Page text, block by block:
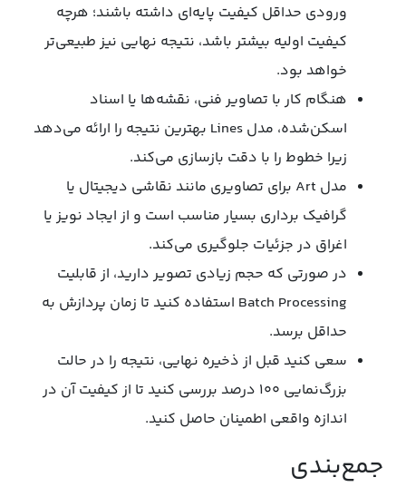
ورودی حداقل کیفیت پایه‌ای داشته باشند؛ هرچه
کیفیت اولیه بیشتر باشد، نتیجه نهایی نیز طبیعی‌تر
خواهد بود.
هنگام کار با تصاویر فنی، نقشه‌ها یا اسناد
اسکن‌شده، مدل Lines بهترین نتیجه را ارائه می‌دهد
زیرا خطوط را با دقت بازسازی می‌کند.
مدل Art برای تصاویری مانند نقاشی دیجیتال یا
گرافیک برداری بسیار مناسب است و از ایجاد نویز یا
اغراق در جزئیات جلوگیری می‌کند.
در صورتی که حجم زیادی تصویر دارید، از قابلیت
Batch Processing استفاده کنید تا زمان پردازش به
حداقل برسد.
سعی کنید قبل از ذخیره نهایی، نتیجه را در حالت
بزرگ‌نمایی ۱۰۰ درصد بررسی کنید تا از کیفیت آن در
اندازه واقعی اطمینان حاصل کنید.
جمع‌بندی